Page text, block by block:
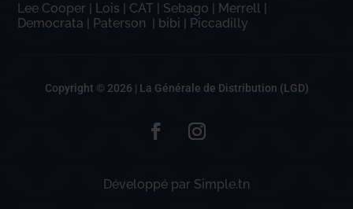
Lee Cooper Lois CAT Sebago Merrell
Democrata
Paterson bibi Piccadilly
Copyright © 2026 | La Générale de Distribution (LGD)
Développé par Simple.tn